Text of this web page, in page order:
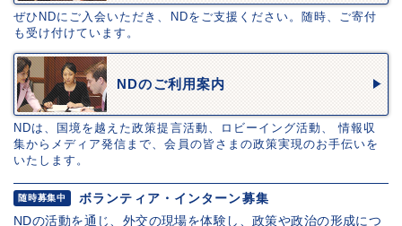
ぜひNDにご入会いただき、NDをご支援ください。随時、ご寄付
も受け付けています。
NDのご利用案内
NDは、国境を越えた政策提言活動、ロビーイング活動、 情報収
集からメディア発信まで、会員の皆さまの政策実現のお手伝いを
いたします。
随時募集中
ボランティア・インターン募集
NDの活動を通じ、外交の現場を体験し、政策や政治の形成につ